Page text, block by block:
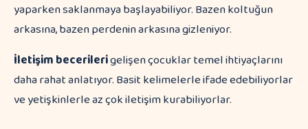
yaparken saklanmaya başlayabiliyor. Bazen koltuğun
arkasına, bazen perdenin arkasına gizleniyor.
İletişim becerilerigelişen çocuklar temel ihtiyaçlarını
daha rahat anlatıyor. Basit kelimelerle ifade edebiliyorlar
ve yetişkinlerle az çok iletişim kurabiliyorlar.